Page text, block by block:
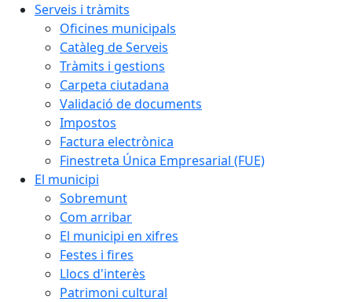
Serveis i tràmits
Oficines municipals
Catàleg de Serveis
Tràmits i gestions
Carpeta ciutadana
Validació de documents
Impostos
Factura electrònica
Finestreta Única Empresarial (FUE)
El municipi
Sobremunt
Com arribar
El municipi en xifres
Festes i fires
Llocs d'interès
Patrimoni cultural